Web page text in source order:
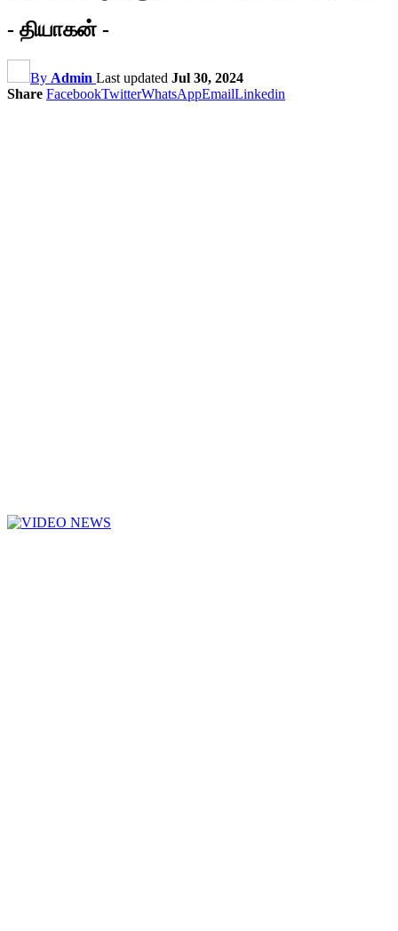
- தியாகன் -
By Admin Last updated Jul 30, 2024
Share FacebookTwitterWhatsAppEmailLinkedin